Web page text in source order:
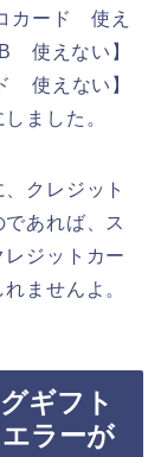
カード 使え
使えない】
使えない】
ました。
クレジット
あれば、ス
ジットカー
ませんよ。
ギフト
ラーが